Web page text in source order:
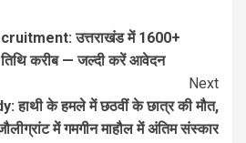
उत्तराखंड में 1600+
तिथि करीब — जल्दी करें आवेदन
Next
हाथी के हमले में छठवीं के छात्र की मौत,
में गमगीन माहौल में अंतिम संस्कार